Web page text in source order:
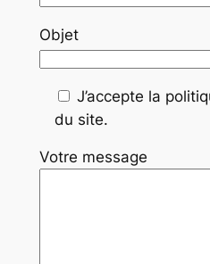
Objet
J’accepte la
du site.
Votre message